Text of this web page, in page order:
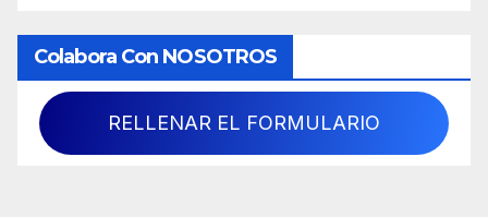
Colabora Con NOSOTROS
RELLENAR EL FORMULARIO